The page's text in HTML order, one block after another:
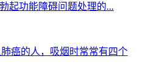
起功能障碍问题处理的...
癌的人，吸烟时常常有四个